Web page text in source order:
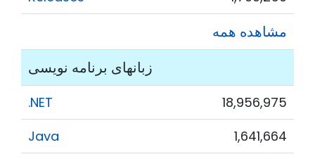
مشاهده همه
زبانهای برنامه نویسی
.NET
18,956,975
Java
1,641,664